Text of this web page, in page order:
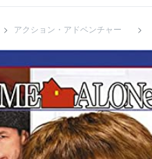
アクション・アドベンチャー